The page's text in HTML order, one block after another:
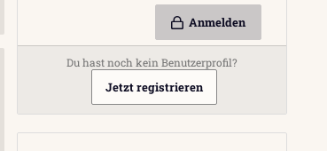
Anmelden
Du hast noch kein Benutzerprofil?
Jetzt registrieren